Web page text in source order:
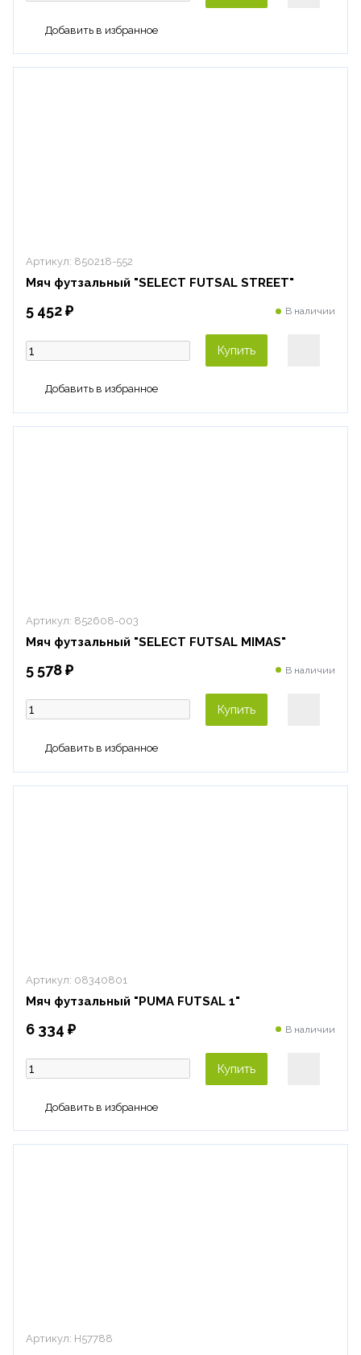
Артикул: 850218-552
Мяч футзальный "SELECT FUTSAL STREET"
5 452 ₽ В наличии
Купить
Артикул: 852608-003
Мяч футзальный "SELECT FUTSAL MIMAS"
5 578 ₽ В наличии
Купить
Артикул: 08340801
Мяч футзальный "PUMA FUTSAL 1"
6 334 ₽ В наличии
Купить
Артикул: H57788